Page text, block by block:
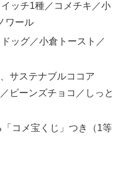
ッチ1種／コメチキ／小
ワール
ッグ／小倉トースト／
サステナブルココア
ビーンズチョコ／しっと
コメ宝くじ」つき（1等